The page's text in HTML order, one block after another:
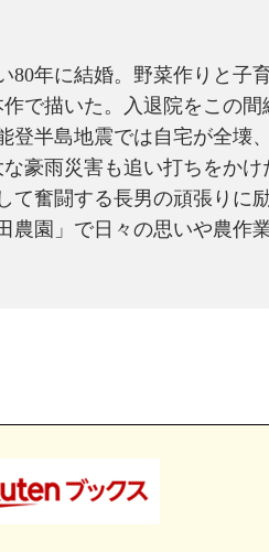
80年に結婚。野菜作りと子
で描いた。入退院をこの間
登半島地震では自宅が全壊
豪雨災害も追い打ちをかけ
て奮闘する長男の頑張りに
園」で日々の思いや農作